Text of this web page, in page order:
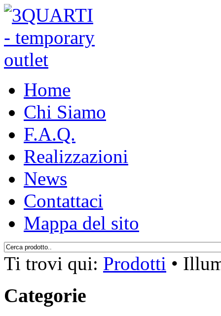
Home
Chi Siamo
F.A.Q.
Realizzazioni
News
Contattaci
Mappa del sito
Ti trovi qui: Prodotti •
Categorie